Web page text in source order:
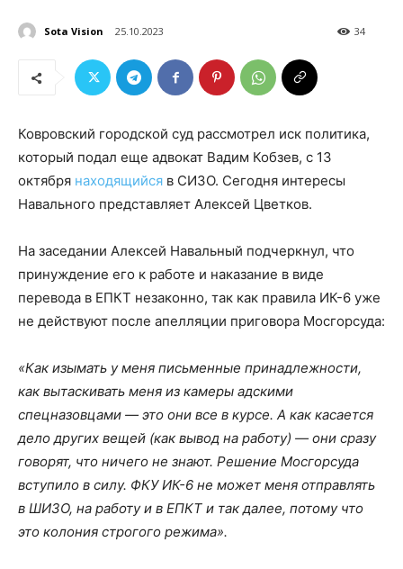
Sota Vision 25.10.2023 34
Ковровский городской суд рассмотрел иск политика,
который подал еще адвокат Вадим Кобзев, с 13
октября находящийся в СИЗО. Сегодня интересы
Навального представляет Алексей Цветков.
На заседании Алексей Навальный подчеркнул, что
принуждение его к работе и наказание в виде
перевода в ЕПКТ незаконно, так как правила ИК-6 уже
не действуют после апелляции приговора Мосгорсуда:
«Как изымать у меня письменные принадлежности,
как вытаскивать меня из камеры адскими
спецназовцами — это они все в курсе. А как касается
дело других вещей (как вывод на работу) — они сразу
говорят, что ничего не знают. Решение Мосгорсуда
вступило в силу. ФКУ ИК-6 не может меня отправлять
в ШИЗО, на работу и в ЕПКТ и так далее, потому что
это колония строгого режима».